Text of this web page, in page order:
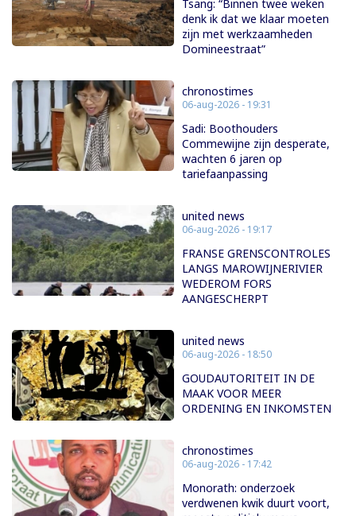
Tsang: “Binnen twee weken
denk ik dat we klaar moeten
zijn met werkzaamheden
Domineestraat”
chronostimes
06-aug-2026 - 19:31
Sadi: Boothouders
Commewijne zijn desperate,
wachten 6 jaren op
tariefaanpassing
united news
06-aug-2026 - 19:17
FRANSE GRENSCONTROLES
LANGS MAROWIJNERIVIER
WEDEROM FORS
AANGESCHERPT
united news
06-aug-2026 - 18:50
GOUDAUTORITEIT IN DE
MAAK VOOR MEER
ORDENING EN INKOMSTEN
chronostimes
06-aug-2026 - 17:42
Monorath: onderzoek
verdwenen kwik duurt voort,